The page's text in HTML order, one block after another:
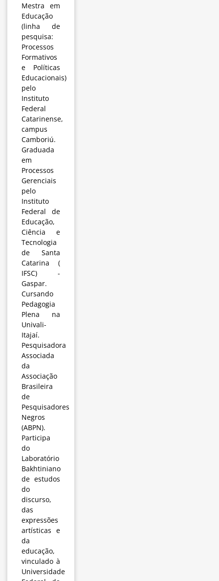
Mestra em
Educação
(linha de
pesquisa:
Processos
Formativos
e Políticas
Educacionais)
pelo
Instituto
Federal
Catarinense,
campus
Camboriú.
Graduada
em
Processos
Gerenciais
pelo
Instituto
Federal de
Educação,
Ciência e
Tecnologia
de Santa
Catarina (
IFSC) -
Gaspar.
Cursando
Pedagogia
Plena na
Univali-
Itajaí.
Pesquisadora
Associada
da
Associação
Brasileira
de
Pesquisadores
Negros
(ABPN).
Participa
do
Laboratório
Bakhtiniano
de estudos
do
discurso,
das
expressões
artísticas e
da
educação,
vinculado à
Universidade